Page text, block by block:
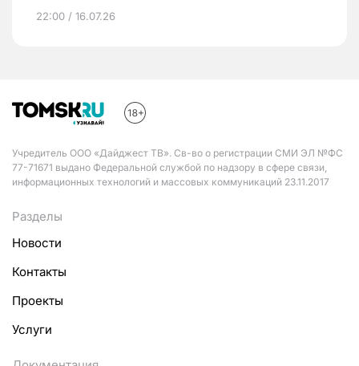
22:00 / 16.07.26
Учредитель ООО «Дайджест ТВ». Св-во о регистрации СМИ ЭЛ №ФС
77-71671 выдано Федеральной службой по надзору в сфере связи,
информационных технологий и массовых коммуникаций 23.11.2017
Разделы
Новости
Контакты
Проекты
Услуги